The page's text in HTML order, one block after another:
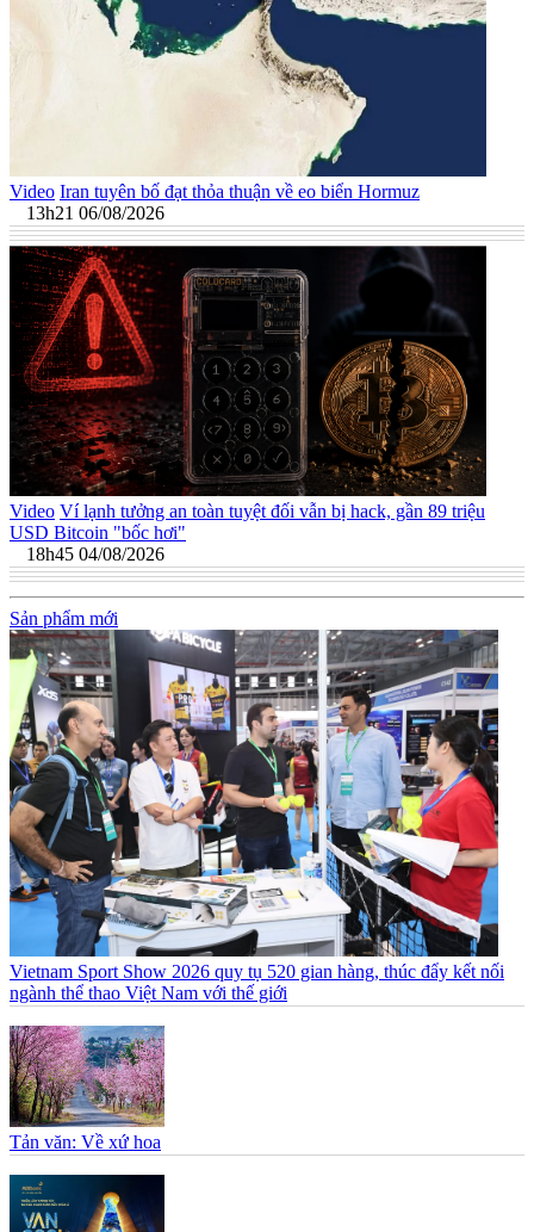
Video Iran tuyên bố đạt thỏa thuận về eo biển Hormuz
13h21 06/08/2026
Video Ví lạnh tưởng an toàn tuyệt đối vẫn bị hack, gần 89 triệu
USD Bitcoin "bốc hơi"
18h45 04/08/2026
Sản phẩm mới
Vietnam Sport Show 2026 quy tụ 520 gian hàng, thúc đẩy kết nối
ngành thể thao Việt Nam với thế giới
Tản văn: Về xứ hoa